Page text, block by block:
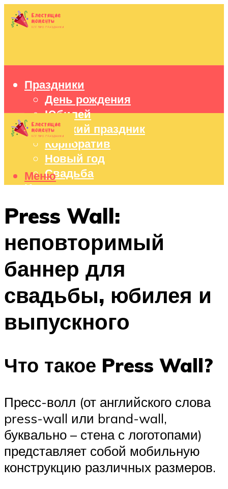
Праздники
День рождения
Юбилей
Детский праздник
Корпоратив
Новый год
Свадьба
Идеи подарков
Праздничный стол
Меню
Меню
Press Wall:
неповторимый
баннер для
свадьбы, юбилея и
выпускного
Что такое Press Wall?
Пресс-волл (от английского слова
press-wall или brand-wall,
буквально – стена с логотопами)
представляет собой мобильную
конструкцию различных размеров.